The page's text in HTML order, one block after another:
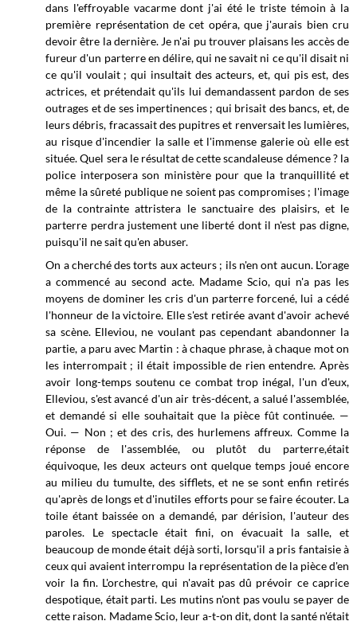
dans l'effroyable vacarme dont j'ai été le triste témoin à la
première représentation de cet opéra, que j'aurais bien cru
devoir être la dernière. Je n'ai pu trouver plaisans les accès de
fureur d'un parterre en délire, qui ne savait ni ce qu'il disait ni
ce qu'il voulait ; qui insultait des acteurs, et, qui pis est, des
actrices, et prétendait qu'ils lui demandassent pardon de ses
outrages et de ses impertinences ; qui brisait des bancs, et, de
leurs débris, fracassait des pupitres et renversait les lumières,
au risque d'incendier la salle et l'immense galerie où elle est
située. Quel sera le résultat de cette scandaleuse démence ? la
police interposera son ministère pour que la tranquillité et
même la sûreté publique ne soient pas compromises ; l'image
de la contrainte attristera le sanctuaire des plaisirs, et le
parterre perdra justement une liberté dont il n'est pas digne,
puisqu'il ne sait qu'en abuser.
On a cherché des torts aux acteurs ; ils n'en ont aucun. L'orage
a commencé au second acte. Madame Scio, qui n'a pas les
moyens de dominer les cris d'un parterre forcené, lui a cédé
l'honneur de la victoire. Elle s'est retirée avant d'avoir achevé
sa scène. Elleviou, ne voulant pas cependant abandonner la
partie, a paru avec Martin : à chaque phrase, à chaque mot on
les interrompait ; il était impossible de rien entendre. Après
avoir long-temps soutenu ce combat trop inégal, l'un d'eux,
Elleviou, s'est avancé d'un air très-décent, a salué l'assemblée,
et demandé si elle souhaitait que la pièce fût continuée. —
Oui. — Non ; et des cris, des hurlemens affreux. Comme la
réponse de l'assemblée, ou plutôt du parterre,était
équivoque, les deux acteurs ont quelque temps joué encore
au milieu du tumulte, des sifflets, et ne se sont enfin retirés
qu'après de longs et d'inutiles efforts pour se faire écouter. La
toile étant baissée on a demandé, par dérision, l'auteur des
paroles. Le spectacle était fini, on évacuait la salle, et
beaucoup de monde était déjà sorti, lorsqu'il a pris fantaisie à
ceux qui avaient interrompu la représentation de la pièce d'en
voir la fin. L'orchestre, qui n'avait pas dû prévoir ce caprice
despotique, était parti. Les mutins n'ont pas voulu se payer de
cette raison. Madame Scio, leur a-t-on dit, dont la santé n'était